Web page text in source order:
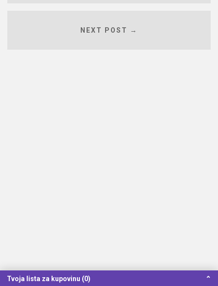
NEXT POST →
Tvoja lista za kupovinu (0) ⌃